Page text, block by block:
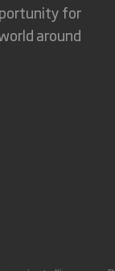
for
around